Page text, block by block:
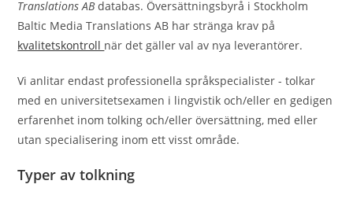
Translations ABdatabas. Översättningsbyrå i Stockholm
Baltic Media Translations AB har stränga krav på
kvalitetskontroll när det gäller val av nya leverantörer.
Vi anlitar endast professionella språkspecialister - tolkar
med en universitetsexamen i lingvistik och/eller en gedigen
erfarenhet inom tolking och/eller översättning, med eller
utan specialisering inom ett visst område.
Typer av tolkning